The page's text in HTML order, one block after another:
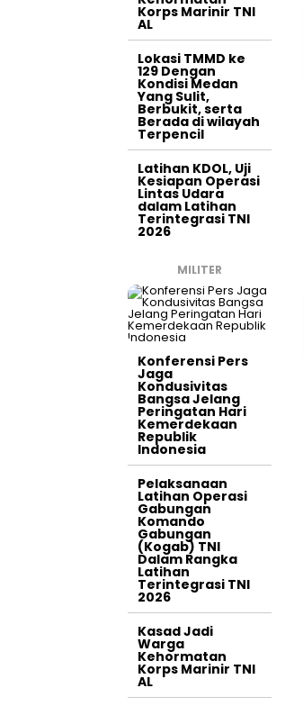
Korps Marinir TNI
AL
Lokasi TMMD ke
129 Dengan
Kondisi Medan
Yang Sulit,
Berbukit, serta
Berada di wilayah
Terpencil
Latihan KDOL, Uji
Kesiapan Operasi
Lintas Udara
dalam Latihan
Terintegrasi TNI
2026
MILITER
Konferensi Pers
Jaga
Kondusivitas
Bangsa Jelang
Peringatan Hari
Kemerdekaan
Republik
Indonesia
Pelaksanaan
Latihan Operasi
Gabungan
Komando
Gabungan
(Kogab) TNI
Dalam Rangka
Latihan
Terintegrasi TNI
2026
Kasad Jadi
Warga
Kehormatan
Korps Marinir TNI
AL